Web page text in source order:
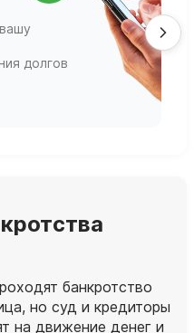
долгов
банкротство
но суд и кредиторы
на движение денег и